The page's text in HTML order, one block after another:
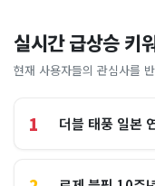
실시간 급상승 키
현재 사용자들의 관심사를
1 더블 태풍 일본